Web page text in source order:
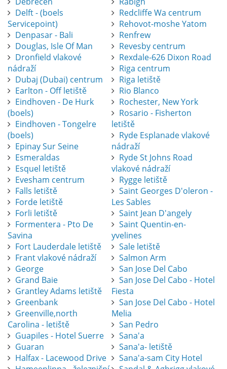
Delft - (boels
Servicepoint)
Denpasar - Bali
Douglas, Isle Of Man
Dronfield vlakové
nádraží
Dubaj (Dubai) centrum
Earlton - Off letiště
Eindhoven - De Hurk
(boels)
Eindhoven - Tongelre
(boels)
Epinay Sur Seine
Esmeraldas
Esquel letiště
Evesham centrum
Falls letiště
Forde letiště
Forli letiště
Formentera - Pto De
Savina
Fort Lauderdale letiště
Frant vlakové nádraží
George
Grand Baie
Grantley Adams letiště
Greenbank
Greenville,north
Carolina - letiště
Guapiles - Hotel Suerre
Guaran
Halfax - Lacewood Drive
Redcliffe Wa centrum
Rehovot-moshe Yatom
Renfrew
Revesby centrum
Rexdale-626 Dixon Road
Riga centrum
Riga letiště
Rio Blanco
Rochester, New York
Rosario - Fisherton
letiště
Ryde Esplanade vlakové
nádraží
Ryde St Johns Road
vlakové nádraží
Rygge letiště
Saint Georges D'oleron -
Les Sables
Saint Jean D'angely
Saint Quentin-en-
yvelines
Sale letiště
Salmon Arm
San Jose Del Cabo
San Jose Del Cabo - Hotel
Fiesta
San Jose Del Cabo - Hotel
Melia
San Pedro
Sana'a
Sana'a- letiště
Sana'a-sam City Hotel